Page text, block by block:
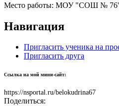
Место работы: МОУ "СОШ №
Навигация
Пригласить ученика на
Пригласить друга
Ссылка на мой мини-сайт:
https://nsportal.ru/belokudrina67
Поделиться: